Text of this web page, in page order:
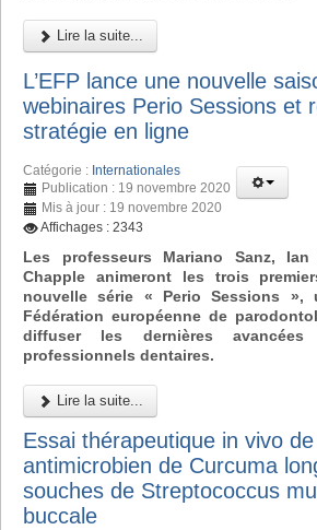
Lire la suite...
L’EFP lance une nouvelle
webinaires Perio Sessions et
stratégie en ligne
Catégorie : Internationales
Publication : 19 novembre 2020
Mis à jour : 19 novembre 2020
Affichages : 2343
Les professeurs Mariano Sanz,
Chapple animeront les trois
nouvelle série « Perio Sessions
Fédération européenne de
diffuser les dernières avancées
professionnels dentaires.
Lire la suite...
Essai thérapeutique in vivo de
antimicrobien de Curcuma
souches de Streptococcus
buccale